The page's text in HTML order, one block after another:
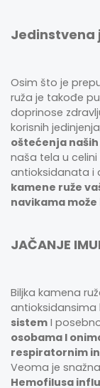
Jedinstvena
Osim što je
ruža je takođe
doprinose
korisnih
oštećenja
naša tela u
antioksidanata i
kamene ruže
navikama
JAČANJE
Biljka kamena
antioksidansima
sistem I
osobama I
respiratornim
Veoma je
Hemofilusa